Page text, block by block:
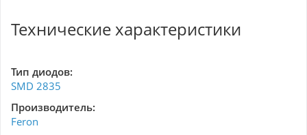
Технические характеристики
Тип диодов:
SMD 2835
Производитель:
Feron